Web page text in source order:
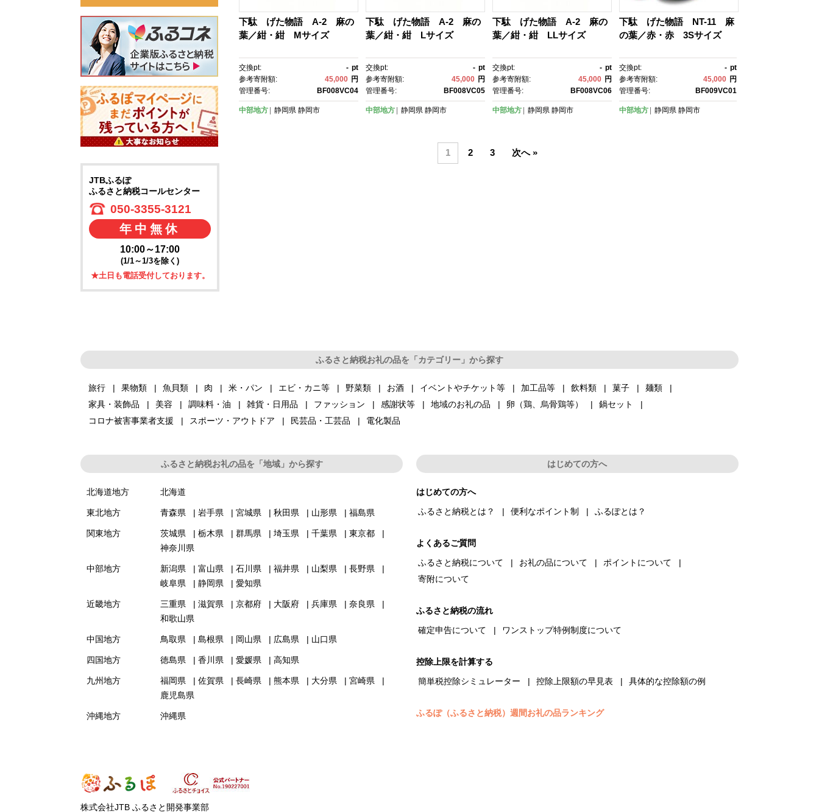
下駄 げた物語 A-2 麻の
葉／紺・紺 Mサイズ
交換pt: - pt
参考寄附額:
45,000 円
管理番号:
BF008VC04
中部地方 静岡県 静岡市
下駄 げた物語 A-2 麻の
葉／紺・紺 Lサイズ
交換pt: - pt
参考寄附額:
45,000 円
管理番号:
BF008VC05
中部地方 静岡県 静岡市
下駄 げた物語 A-2 麻の
葉／紺・紺 LLサイズ
交換pt: - pt
参考寄附額:
45,000 円
管理番号:
BF008VC06
中部地方 静岡県 静岡市
下駄 げた物語 NT-11 麻
の葉／赤・赤 3Sサイズ
交換pt: - pt
参考寄附額:
45,000 円
管理番号:
BF009VC01
中部地方 静岡県 静岡市
1 2 3 次へ »
JTBふるぽ
ふるさと納税コールセンター
050-3355-3121
年中無休
10:00～17:00
(1/1～1/3を除く)
★土日も電話受付しております。
ふるさと納税お礼の品を「カテゴリー」から探す
旅行 果物類 魚貝類 肉 米・パン エビ・カニ等 野菜類 お酒 イベントやチケット等 加工品等 飲料類 菓子
麺類
家具・装飾品
美容 調味料・油 雑貨・日用品 ファッション 感謝状等 地域のお礼の品 卵（鶏、烏骨鶏等）
鍋セット
コロナ被害事業者支援
スポーツ・アウトドア 民芸品・工芸品 電化製品
ふるさと納税お礼の品を「地域」から探す
北海道地方 北海道
東北地方 青森県 岩手県 宮城県 秋田県 山形県 福島県
関東地方 茨城県 栃木県 群馬県 埼玉県 千葉県
東京都
神奈川県
中部地方 新潟県 富山県 石川県 福井県 山梨県
長野県
岐阜県
静岡県 愛知県
近畿地方 三重県 滋賀県 京都府 大阪府 兵庫県
奈良県
和歌山県
中国地方 鳥取県 島根県 岡山県 広島県 山口県
四国地方 徳島県 香川県 愛媛県 高知県
九州地方 福岡県 佐賀県 長崎県 熊本県 大分県
宮崎県
鹿児島県
沖縄地方 沖縄県
はじめての方へ
はじめての方へ
ふるさと納税とは？
便利なポイント制 ふるぽとは？
よくあるご質問
ふるさと納税について
お礼の品について
ポイントについて
寄附について
ふるさと納税の流れ
確定申告について
ワンストップ特例制度について
控除上限を計算する
簡単税控除シミュレーター
控除上限額の早見表 具体的な控除額の例
ふるぽ（ふるさと納税）週間お礼の品ランキング
株式会社JTB ふるさと開発事業部